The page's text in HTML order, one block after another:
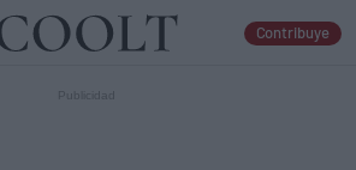
IDEAS
Contribuye